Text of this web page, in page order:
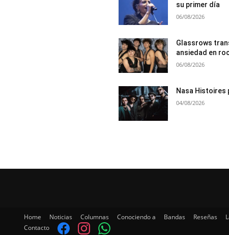
su primer día
06/08/2026
Glassrows
ansiedad en
06/08/2026
Nasa Histoires
04/08/2026
Home Noticias Columnas Conociendo a Bandas Reseñas
Contacto